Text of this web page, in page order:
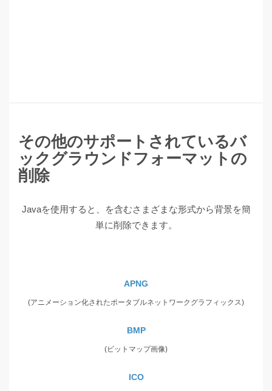
その他のサポートされているバ
ックグラウンドフォーマットの
削除
Javaを使用すると、を含むさまざまな形式から背景を簡
単に削除できます。
APNG
(アニメーション化されたポータブルネットワークグラフィックス)
BMP
(ビットマップ画像)
ICO